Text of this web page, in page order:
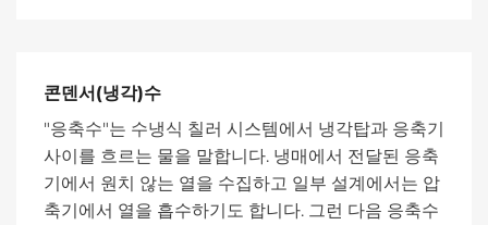
콘덴서(냉각)수
"응축수"는 수냉식 칠러 시스템에서 냉각탑과 응축기
사이를 흐르는 물을 말합니다. 냉매에서 전달된 응축
기에서 원치 않는 열을 수집하고 일부 설계에서는 압
축기에서 열을 흡수하기도 합니다. 그런 다음 응축수